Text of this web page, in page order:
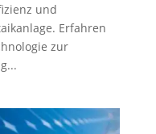
und
Erfahren
zur